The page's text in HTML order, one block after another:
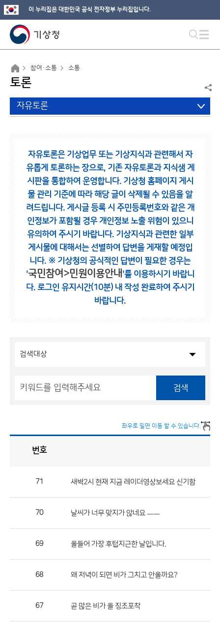
이 누리집은 대한민국 공식 전자정부 누리집입니다.
참여·소통 소통
토론
자유토론
자유토론은 기상업무 또는 기상지식과 관련해서 자
유롭게 토론하는 장으로, 기존 자유토론과 지식샘 게
시판을 통합하여 운영합니다. 기상청 홈페이지 게시
물 관리 기준에 따라 해당 글이 삭제될 수 있음을 알
려드립니다. 게시글 등록 시 주민등록번호와 같은 개
인정보가 포함될 경우 개인정보 노출 위험이 있으니
유의하여 주시기 바랍니다. 기상지식과 관련한 일부
게시물에 대해서는 선별하여 답변을 게재할 예정입
니다. ※ 기상청의 공식적인 답변이 필요한 경우는
'국민참여>민원이용안내 '를 이용하시기 바랍니
다. 로그인 유지시간(10분) 내 작성 완료하여 주시기
바랍니다.
검색
좌우로 밀면 이동 할 수 있습니다.
론
호,
번호
71 새벽2시 현재 지금 레이더영상보세요 신기함
70 날씨가 너무 맞지가 않네요 ㅡㅡ
69 올들어 가장 후텁지근한 날입니다.
68 왜 저녁이 되면 비가 그치고 안올까요?
67 곧 많은 비가 올 징조포착